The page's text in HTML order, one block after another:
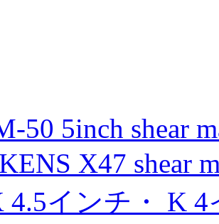
50 5inch shear
X47 shear
4.5インチ・ K